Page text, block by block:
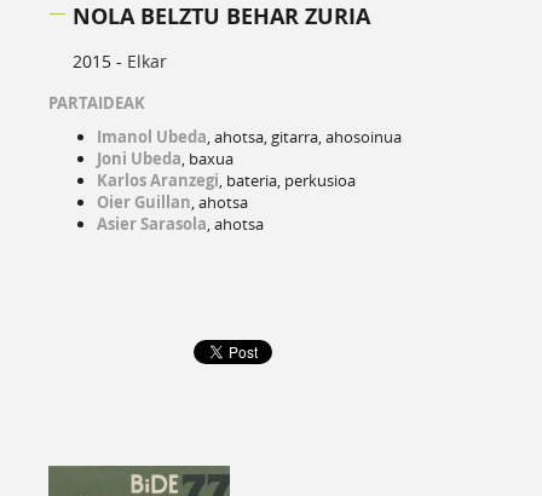
NOLA BELZTU BEHAR ZURIA
2015 - Elkar
PARTAIDEAK
Imanol Ubeda, ahotsa, gitarra, ahosoinua
Joni Ubeda, baxua
Karlos Aranzegi, bateria, perkusioa
Oier Guillan, ahotsa
Asier Sarasola, ahotsa